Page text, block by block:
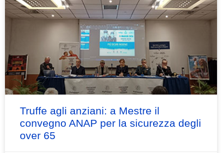
Truffe agli anziani: a Mestre il
convegno ANAP per la sicurezza degli
over 65